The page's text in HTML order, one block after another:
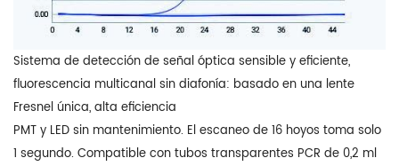
Sistema de detección de señal óptica sensible y eficiente,
fluorescencia multicanal sin diafonía: basado en una lente
Fresnel única, alta eficiencia
PMT y LED sin mantenimiento. El escaneo de 16 hoyos toma solo
1 segundo. Compatible con tubos transparentes PCR de 0,2 ml